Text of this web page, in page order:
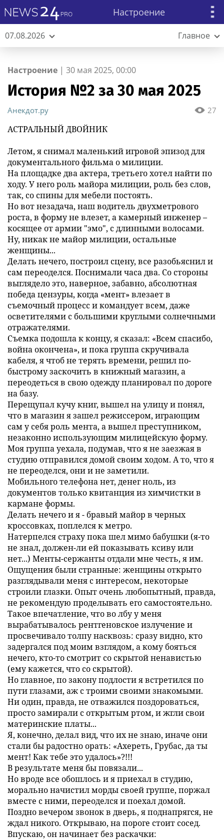
Настроение
07.08.2026 Главное
Настроение | 30 мая 2025, 00:00
История №2 за 30 мая 2025
27
Анекдот.ру
АСТРАЛЬНЫЙ ДВОЙНИК
Летом, я снимал маленький игровой эпизод для
документального фильма о милиции.
На площадке два актера, третьего хотел найти по
ходу. У него роль майора милиции, роль без слов,
так, со спины для мебели постоять.
Но вот незадача, наш водитель двухметрового
роста, в форму не влезет, а камерный инженер –
косящее от армии "эмо", с длинными волосами.
Ну, никак не майор милиции, остальные
женщины...
Делать нечего, построил сцену, все разобьяснил и
сам переоделся. Поснимали часа два. Со стороны
выглядело это, наверное, забавно, абсолютная
победа цензуры, когда «мент» влезает в
съемочный процесс и командует всем, даже
осветителями с большими круглыми солнечными
отражателями.
Съемка подошла к концу, я сказал: «Всем спасибо,
война окончена», и пока группа скручивала
кабеля, я чтоб не терять времени, решил по-
быстрому заскочить в книжный магазин, а
переодеться в свою одежду планировал по дороге
на базу.
Перещупал кучу книг, вышел на улицу и понял,
что в магазин я зашел режиссером, играющим
сам у себя роль мента, а вышел преступником,
незаконно использующим милицейскую форму.
Моя группа уехала, подумав, что я не заезжая в
студию отправился домой своим ходом. А то, что я
не переоделся, они и не заметили.
Мобильного телефона нет, денег ноль, из
документов только квитанция из химчистки в
кармане формы.
Делать нечего и я - бравый майор в черных
кроссовках, поплелся к метро.
Натерпелся страху пока шел мимо бабушки (я-то
не знал, должен-ли ей показывать ксиву или
нет...) Менты-сержанты отдали мне честь, я им.
Ощущения были странные: женщины открыто
разглядывали меня с интересом, некоторые
строили глазки. Опыт очень любопытный, правда,
не рекомендую проделывать его самостоятельно.
Такое впечатление, что во лбу у меня
вырабатывалось рентгеновское излучение и
просвечивало толпу насквозь: сразу видно, кто
задергался под моим взглядом, а кому бояться
нечего, кто-то смотрит со скрытой ненавистью
(ему кажется, что со скрытой).
Но главное, по закону подлости я встретился по
пути глазами, аж с троими своими знакомыми.
Ни один, правда, не отважился поздороваться,
просто замирали с открытым ртом, и жгли свои
материнские платы...
Я, конечно, делал вид, что их не знаю, иначе они
стали бы радостно орать: «Ахереть, Грубас, да ты
мент! Как тебе это удалось»?!!!
В результате меня бы повязали...
Но вроде все обошлось и я приехал в студию,
морально начистил морды своей группе, поржал
вместе с ними, переоделся и поехал домой.
Поздно вечером звонок в дверь, я поднапрягся, не
ждал никого. Открываю, на пороге стоит сосед.
Впускаю, он начинает без раскачки: